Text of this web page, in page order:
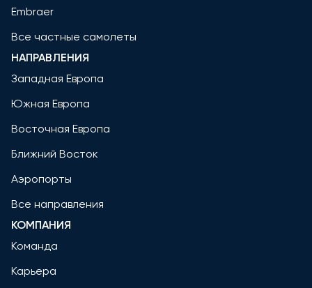
Embraer
Все частные самолеты
НАПРАВЛЕНИЯ
Западная Европа
Южная Европа
Восточная Европа
Ближний Восток
Аэропорты
Все направления
КОМПАНИЯ
Команда
Карьера